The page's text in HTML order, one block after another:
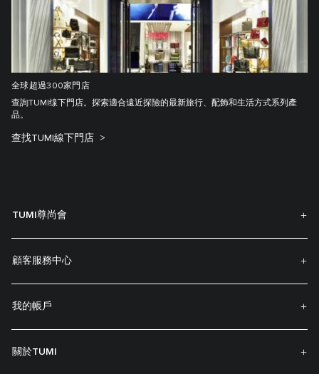
全球超過300家門店
查詢TUMI缐下門店。探索適合遠近探險的最新旅行、配飾和生活方式系列產
品。
查找TUMI線下門店
TUMI尊尚會
顧客服務中心
我的帳戶
關於TUMI